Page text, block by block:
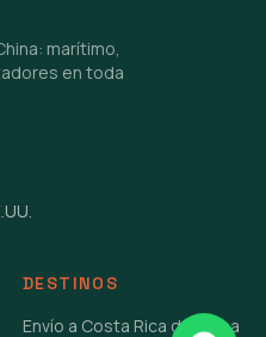
marítimo,
en toda
DESTINOS
Envío a Costa Rica de China